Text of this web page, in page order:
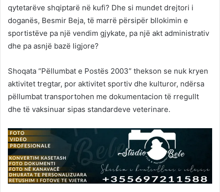
qytetarëve shqiptarë në kufi? Dhe si mundet drejtori i
doganës, Besmir Beja, të marrë përsipër bllokimin e
sportistëve pa një vendim gjykate, pa një akt administrativ
dhe pa asnjë bazë ligjore?
Shoqata “Pëllumbat e Postës 2003” thekson se nuk kryen
aktivitet tregtar, por aktivitet sportiv dhe kulturor, ndërsa
pëllumbat transportohen me dokumentacion të rregullt
dhe të vaksinuar sipas standardeve veterinare.